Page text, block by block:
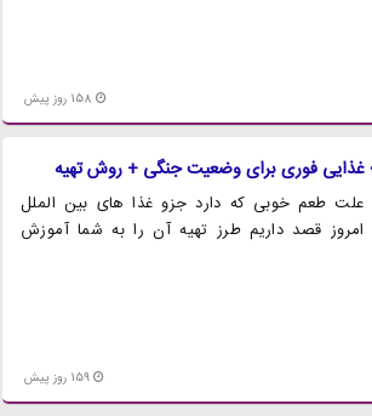
158 روز پیش
؛ غذایی فوری برای وضعیت جنگی + روش تهیه
علت طعم خوبی که دارد جزو غذا های بین الملل
قصد داریم طرز تهیه آن را به شما آموزش
159 روز پیش